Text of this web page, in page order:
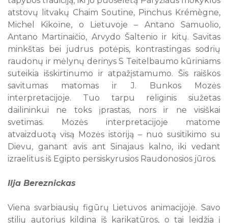
atstovų litvakų Chaim Soutine, Pinchus Krémègne,
Michel Kikoïne, o Lietuvoje – Antano Samuolio,
Antano Martinaičio, Arvydo Šaltenio ir kitų. Savitas
minkštas bei judrus potėpis, kontrastingas sodrių
raudonų ir mėlynų derinys S Teitelbaumo kūriniams
suteikia išskirtinumo ir atpažįstamumo. Šis raiškos
savitumas matomas ir J. Bunkos Mozės
interpretacijoje. Tuo tarpu religinis siužetas
dailininkui ne toks įprastas, nors ir ne visiškai
svetimas. Mozės interpretacijoje matome
atvaizduotą visą Mozės istoriją – nuo susitikimo su
Dievu, ganant avis ant Sinajaus kalno, iki vedant
izraelitus iš Egipto persiskyrusios Raudonosios jūros.
Ilja Bereznickas
Viena svarbiausių figūrų Lietuvos animacijoje. Savo
stilių autorius kildina iš karikatūros, o tai leidžia į